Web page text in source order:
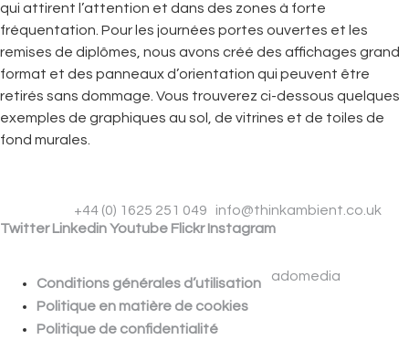
qui attirent l’attention et dans des zones à forte
fréquentation. Pour les journées portes ouvertes et les
remises de diplômes, nous avons créé des affichages grand
format et des panneaux d’orientation qui peuvent être
retirés sans dommage. Vous trouverez ci-dessous quelques
exemples de graphiques au sol, de vitrines et de toiles de
fond murales.
+44 (0) 1625 251 049
info@thinkambient.co.uk
Twitter LinkedinYoutube Flickr Instagram
© 2026 Think Ambient | Site by adomedia
Conditions générales d’utilisation
Politique en matière de cookies
Politique de confidentialité